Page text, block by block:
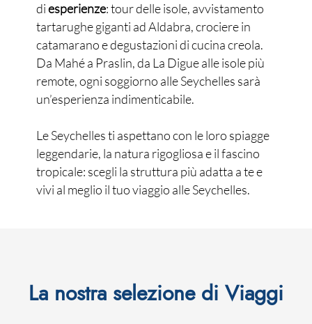
diesperienze: tour delle isole, avvistamento
tartarughe giganti ad Aldabra, crociere in
catamarano e degustazioni di cucina creola.
Da Mahé a Praslin, da La Digue alle isole più
remote, ogni soggiorno alle Seychelles sarà
un’esperienza indimenticabile.
Le Seychelles ti aspettano con le loro spiagge
leggendarie, la natura rigogliosa e il fascino
tropicale: scegli la struttura più adatta a te e
vivi al meglio il tuo viaggio alle Seychelles.
La nostra selezione di Viaggi